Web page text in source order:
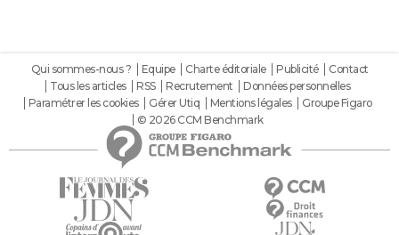
Qui sommes-nous ? Equipe Charte éditoriale Publicité
Contact
Tous les articles
RSS Recrutement
Données personnelles
Paramétrer les cookies
Gérer Utiq Mentions légales
Groupe Figaro
© 2026 CCM Benchmark